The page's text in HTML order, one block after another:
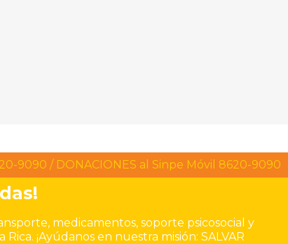
9090 / DONACIONES al Sinpe Móvil 8620-9090
medicamentos, soporte psicosocial y
¡Ayúdanos en nuestra misión: SALVAR